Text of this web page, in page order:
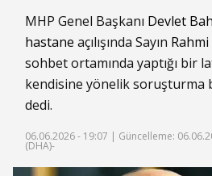
MHP Genel Başkanı Devlet
hastane açılışında Sayın Rahmi
sohbet ortamında yaptığı bir
kendisine yönelik soruşturma
dedi.
06.06.2026 - 19:07 | Güncelleme:
(DHA)-